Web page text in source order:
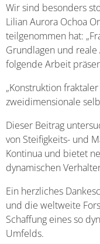
Wir sind besonders
Lilian Aurora Ochoa
teilgenommen hat:
Grundlagen und
folgende Arbeit
„Konstruktion
zweidimensionale
Dieser Beitrag
von Steifigkeits- und
Kontinua und bietet
dynamischen
Ein herzliches
und die weltweite
Schaffung eines so
Umfelds.